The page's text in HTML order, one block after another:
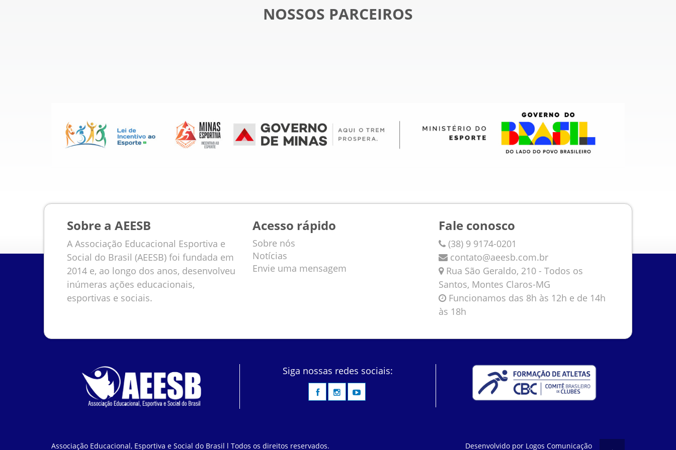
NOSSOS PARCEIROS
Sobre a AEESB
A Associação Educacional Esportiva e
Social do Brasil (AEESB) foi fundada em
2014 e, ao longo dos anos, desenvolveu
inúmeras ações educacionais,
esportivas e sociais.
Acesso rápido
Sobre nós
Notícias
Envie uma mensagem
Fale conosco
(38) 9 9174-0201
contato@aeesb.com.br
Rua São Geraldo, 210 - Todos os
Santos, Montes Claros-MG
Funcionamos das 8h às 12h e de 14h
às 18h
Siga nossas redes sociais:
Associação Educacional, Esportiva e Social do Brasil l Todos os direitos reservados. Desenvolvido por Logos Comunicação